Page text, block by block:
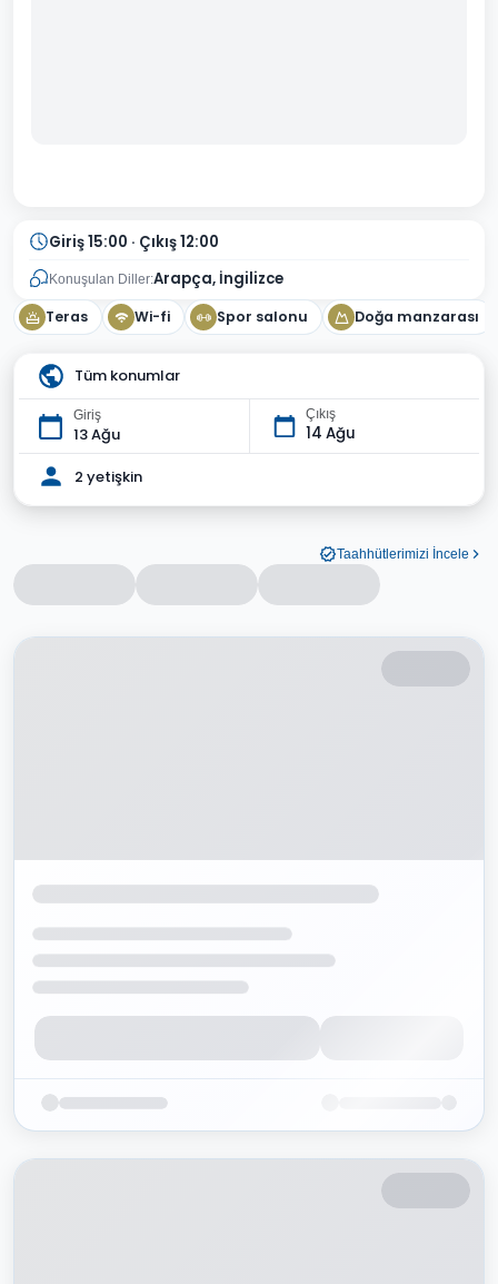
Giriş 15:00 · Çıkış 12:00
Konuşulan Diller:Arapça, İngilizce
Teras Wi-fi Spor salonu Doğa manzarası
Tüm konumlar
Giriş
13 Ağu
Çıkış
14 Ağu
2 yetişkin
Taahhütlerimizi İncele